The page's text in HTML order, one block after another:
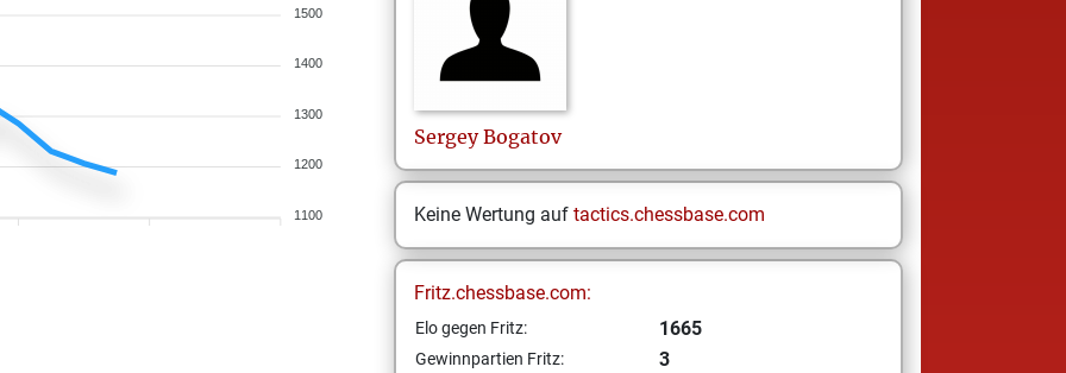
1500
1400
1300
1200
1100
Sergey Bogatov
Keine Wertung auf tactics.chessbase.com
Fritz.chessbase.com:
Elo gegen Fritz: 1665
Gewinnpartien Fritz: 3